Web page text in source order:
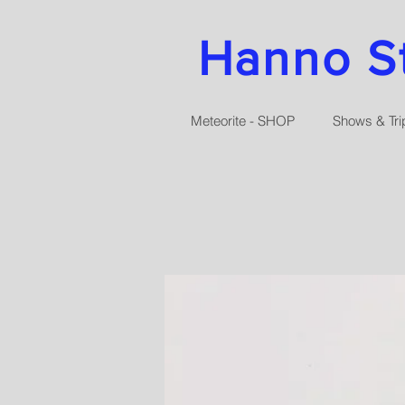
Hanno
Meteorite - SHOP Shows &